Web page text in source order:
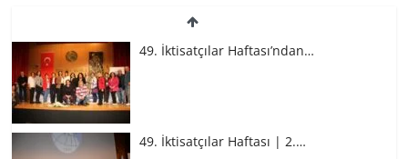
49. İktisatçılar Haftası’ndan…
49. İktisatçılar Haftası | 2.…